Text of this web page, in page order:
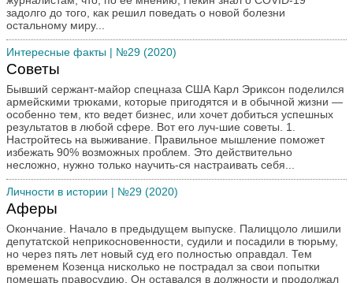
задолго до того, как решил поведать о новой болезни
остальному миру...
Интересные факты | №29 (2020)
Советы
Бывший сержант-майор спецназа США Карл Эриксон поделился
армейскими трюками, которые пригодятся и в обычной жизни —
особенно тем, кто ведет бизнес, или хочет добиться успешных
результатов в любой сфере. Вот его луч-шие советы. 1.
Настройтесь на выживание. Правильное мышление поможет
избежать 90% возможных проблем. Это действительно
несложно, нужно только научить-ся настраивать себя...
Личности в истории | №29 (2020)
Аферы
Окончание. Начало в предыдущем выпуске. Палиццоло лишили
депутатской неприкосновенности, судили и посадили в тюрьму,
но через пять лет новый суд его полностью оправдал. Тем
временем Козенца нисколько не пострадал за свои попытки
помешать правосудию. Он оставался в должности и продолжал